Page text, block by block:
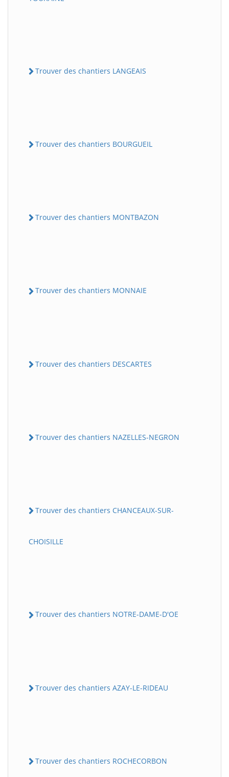
Trouver des chantiers LANGEAIS
Trouver des chantiers BOURGUEIL
Trouver des chantiers MONTBAZON
Trouver des chantiers MONNAIE
Trouver des chantiers DESCARTES
Trouver des chantiers NAZELLES-NEGRON
Trouver des chantiers CHANCEAUX-SUR-
CHOISILLE
Trouver des chantiers NOTRE-DAME-D'OE
Trouver des chantiers AZAY-LE-RIDEAU
Trouver des chantiers ROCHECORBON